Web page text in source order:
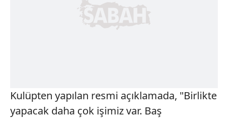
Kulüpten yapılan resmi açıklamada, "Birlikte
yapacak daha çok işimiz var. Baş